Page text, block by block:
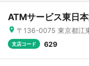
ATMサービス東日
〒136-0075 東京都江
支店コード 629